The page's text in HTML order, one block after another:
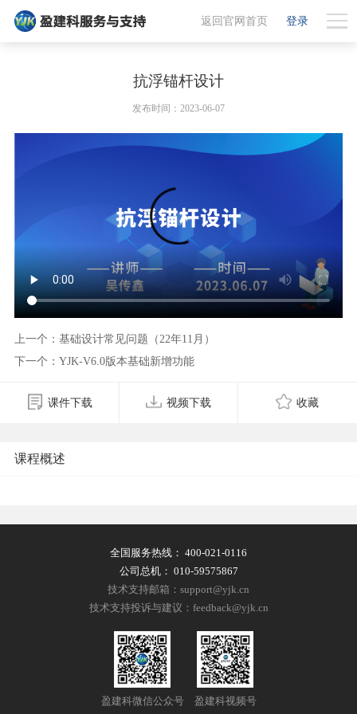
登录
返回官网首页
抗浮锚杆设计
发布时间：2023-06-07
上一个：基础设计常见问题（22年11月）
下一个：YJK-V6.0版本基础新增功能
课件下载 视频下载 收藏
课程概述
全国服务热线： 400-021-0116
公司总机： 010-59575867
技术支持邮箱：support@yjk.cn
技术支持投诉与建议：feedback@yjk.cn
盈建科微信公众号 盈建科视频号